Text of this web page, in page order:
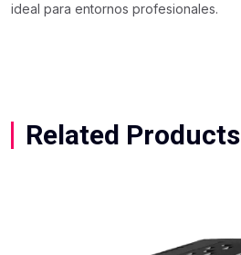
ideal para entornos profesionales.
Related Products